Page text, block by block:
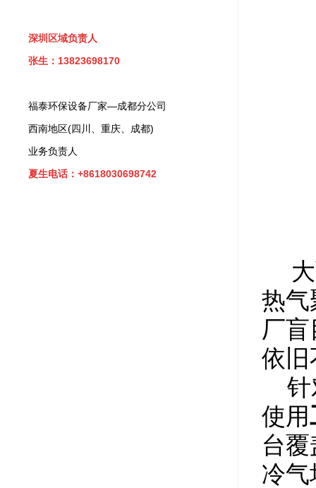
热气
厂
依旧
针
使用
台
冷
深圳区域负责人
张生：13823698170
福泰环保设备厂家—成都分公司
西南地区(四川、重庆、成都)
业务负责人
夏生电话：+8618030698742